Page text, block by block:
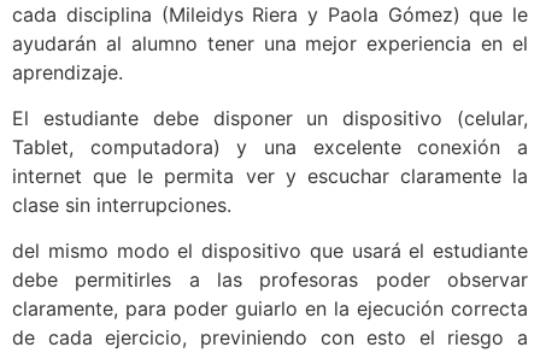
cada disciplina (Mileidys Riera y Paola Gómez) que le
ayudarán al alumno tener una mejor experiencia en el
aprendizaje.
El estudiante debe disponer un dispositivo (celular,
Tablet, computadora) y una excelente conexión a
internet que le permita ver y escuchar claramente la
clase sin interrupciones.
del mismo modo el dispositivo que usará el estudiante
debe permitirles a las profesoras poder observar
claramente, para poder guiarlo en la ejecución correcta
de cada ejercicio, previniendo con esto el riesgo a